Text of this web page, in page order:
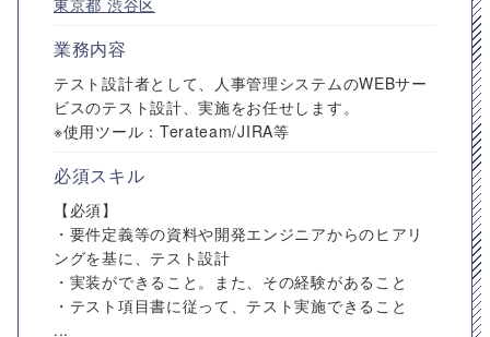
東京都 渋谷区
業務内容
テスト設計者として、人事管理システムのWEBサー
ビスのテスト設計、実施をお任せします。
※使用ツール：Terateam/JIRA等
必須スキル
【必須】
・要件定義等の資料や開発エンジニアからのヒアリ
ングを基に、テスト設計
・実装ができること。また、その経験があること
・テスト項目書に従って、テスト実施できること
...